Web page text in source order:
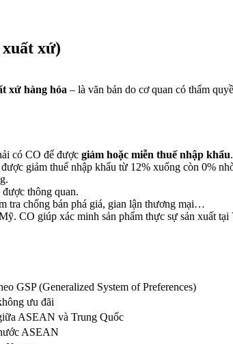
xứ)
xứ hàng hóa – là văn bản do cơ quan có thẩm
có CO để được giảm hoặc miễn thuế nhập khẩu.
giảm thuế nhập khẩu từ 12% xuống còn 0%
thông quan.
tra chống bán phá giá, gian lận thương mại…
CO giúp xác minh sản phẩm thực sự sản xuất
GSP (Generalized System of Preferences)
ưu đãi
ASEAN và Trung Quốc
ASEAN